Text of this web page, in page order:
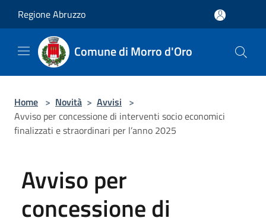
Regione Abruzzo
Comune di Morro d'Oro
Home > Novità > Avvisi >
Avviso per concessione di interventi socio economici
finalizzati e straordinari per l’anno 2025
Avviso per
concessione di